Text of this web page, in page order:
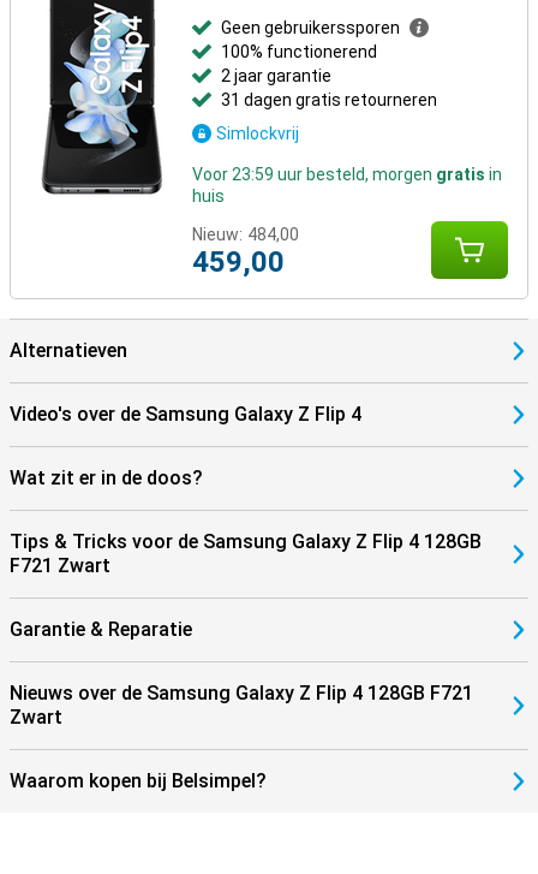
Geen gebruikerssporen
100% functionerend
2 jaar garantie
31 dagen gratis retourneren
Simlockvrij
Voor 23:59 uur besteld, morgen gratis in
huis
Nieuw: 484,00
459,00
Alternatieven
Video's over de Samsung Galaxy Z Flip 4
Wat zit er in de doos?
Tips & Tricks voor de Samsung Galaxy Z Flip 4 128GB
F721 Zwart
Garantie & Reparatie
Nieuws over de Samsung Galaxy Z Flip 4 128GB F721
Zwart
Waarom kopen bij Belsimpel?